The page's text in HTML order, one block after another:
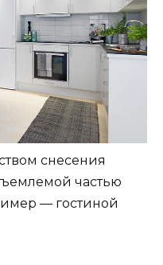
снесения
частью
— гостиной